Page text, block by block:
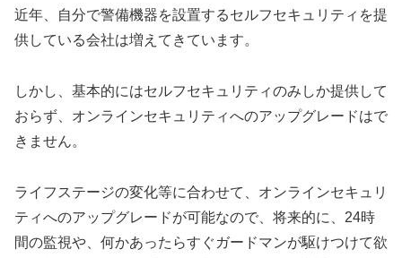
近年、自分で警備機器を設置するセルフセキュリティを提
供している会社は増えてきています。
しかし、基本的にはセルフセキュリティのみしか提供して
おらず、オンラインセキュリティへのアップグレードはで
きません。
ライフステージの変化等に合わせて、オンラインセキュリ
ティへのアップグレードが可能なので、将来的に、24時
間の監視や、何かあったらすぐガードマンが駆けつけて欲